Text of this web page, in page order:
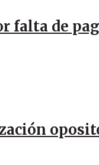
falta de